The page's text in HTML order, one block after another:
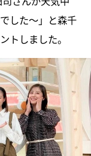
した〜」と森千
トしました。